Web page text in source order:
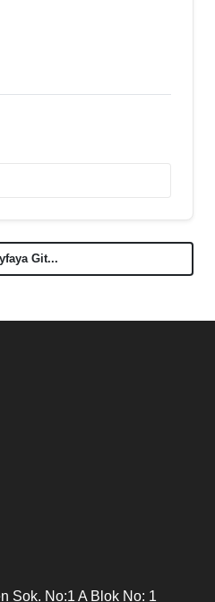
Git...
Sok. No:1 A Blok No: 1